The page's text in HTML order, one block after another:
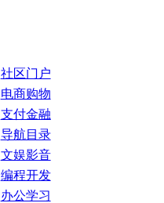
社区门户
电商购物
支付金融
导航目录
文娱影音
编程开发
办公学习